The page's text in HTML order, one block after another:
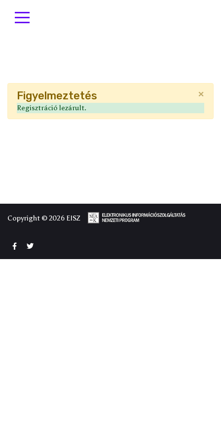
×
Figyelmeztetés
Regisztráció lezárult.
Copyright © 2026 EISZ